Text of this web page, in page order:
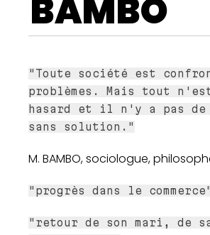
BAMBO
"Toute société est
problèmes. Mais tout
hasard et il n'y a pas de
sans solution."
M. BAMBO, sociologue,
"progrès dans le commerce"
"retour de son mari, de sa